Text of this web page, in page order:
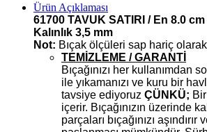
Ürün Açıklaması
61700 TAVUK SATIRI / En 8.0
Kalınlık 3,5 mm
Not: Bıçak ölçüleri sap hariç
TEMİZLEME / GARANTİ
Bıçağınızı her kullanımdan
ile yıkamanızı ve kuru bir
tavsiye ediyoruz ÇÜNKÜ;
içerir. Bıçağınızın üzerinde
parçaları bıçağınızı aşındırır